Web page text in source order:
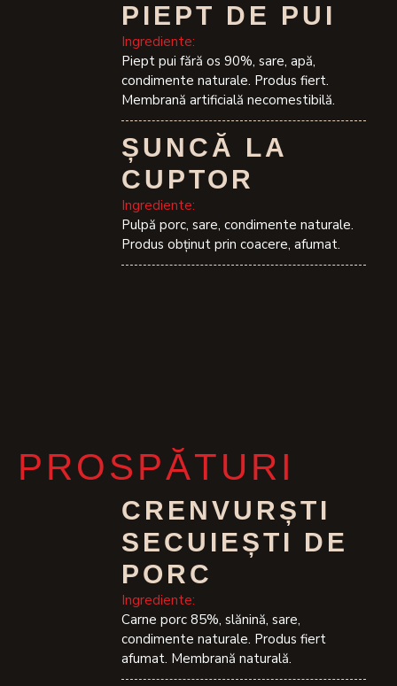
PIEPT DE PUI
Ingrediente:
Piept pui fără os 90%, sare, apă,
condimente naturale. Produs fiert.
Membrană artificială necomestibilă.
ȘUNCĂ LA
CUPTOR
Ingrediente:
Pulpă porc, sare, condimente naturale.
Produs obţinut prin coacere, afumat.
PROSPĂTURI
CRENVURȘTI
SECUIEȘTI DE
PORC
Ingrediente:
Carne porc 85%, slănină, sare,
condimente naturale. Produs fiert
afumat. Membrană naturală.